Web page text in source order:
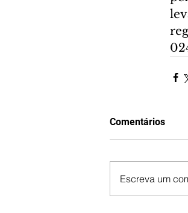
Comentários
Escreva um